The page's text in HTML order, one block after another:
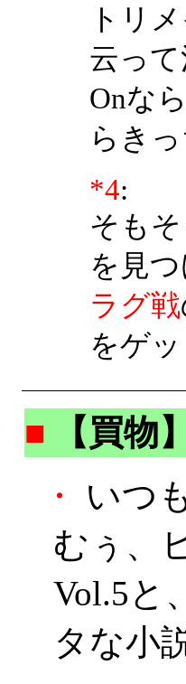
トリ
云っ
Onな
らき
*4:
そも
を見
ラグ戦
をゲ
■
【買
・
いつ
むぅ、
Vol.5と
タな小